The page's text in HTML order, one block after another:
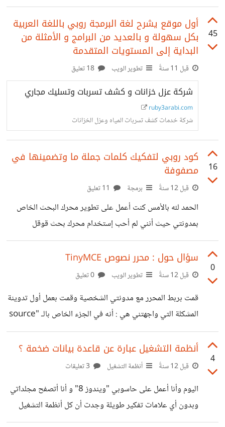
يشهد الموقع تطور كبير حيث تم إصدار النسخة الثانية منه و
التي تحتوي على بعض المميزات التي نأمل أن تنال رضى
المستخدمين ، من أهم هذه المميزات هي إمكانية تسجيل
الأعضاء ، حيث أنه حالياً يمكنك الدخول على الموقع و إنشاء
مستخدم جديد ، ستمكنك هذه الميزة من متابعة دروسك المنتهية
على الموقع و معرفة ما
45
أول موقع يشرح لغة البرمجة روبي باللغة العربية
بكل سهولة و بالعديد من البرامج و الأمثلة من
البداية إلى المستويات المتقدمة
قبل 11 سنةً تطوير الويب
شركة عزل خزانات و كشف تسربات وتسليك مجاري
ruby3arabi.com
شركة خدمات كشف تسربات المياه وعزل الخزانات
16
كود روبي لتفكيك كلمات جملة ما وتضمينها في
مصفوفة
قبل 12 سنةً برمجة
الحمد لله بالأمس كنت أعمل على تطوير محرك البحث الخاص
بمدونتي حيث أنني لم أحب إستخدام محرك بحث قوقل
المخصص لذلك بدأت في تطوير محرك بحث خاص بالمدونة و
كوّنت كود بلغة روبي عندما يقوم المستخدم بإدخال جملة البحث
يقوم هذا الكود بتفكيك الجملة إلى مكوناتها و هي الكلمات و
التدوينات عن كل كلمة لوحدها . مثلا : params[:txt] =
"How are you ?" Array = ["How","are",you","?"]
وهذا هو الكود أحببت
0
سؤال حول : محرر نصوص TinyMCE
قبل 12 سنةً تطوير الويب
قمت بربط المحرر مع مدونتي الشخصية وقمت بعمل أول تدوينة
المشكلة التي واجهتني هي : أنه في الجزء الخاص بالـ "source
code" بعطيني الكود على هذا النحو ↓ ... أريد تغيير هذا الأمر
و جعل الـ "source code" الذي يظهر في المحرر هو فقط
الكود الخاص بالكلام الذي تم كتابة مثل ↓ Welcome to the
"body" , "html" , "head" .
4
أنظمة التشغيل عبارة عن قاعدة بيانات ضخمة ؟
قبل 12 سنةً أنظمة التشغيل
اليوم وأنا أعمل على حاسوبي "ويندوز 8" و أنا أتصفح مجلداتي
وبدون أي علامات تفكير طويلة وجدت أن كل أنظمة التشغيل
هي عبارة عن قاعدة بيانات ضخمة تم إضافة بعض المميزات لها